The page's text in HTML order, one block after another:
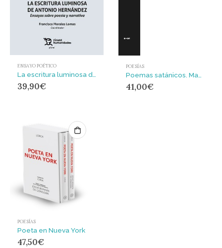
ENSAYO POÉTICO
La escritura luminosa de Antonio Hernández
39,90€
POESÍAS
Poemas satánicos. Manfred y Caín
41,00€
POESÍAS
Poeta en Nueva York
47,50€